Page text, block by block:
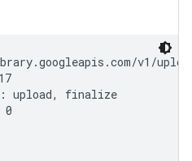
v1/
upload, finalize
0